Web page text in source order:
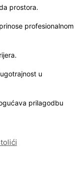
prostora.
profesionalnom
u
prilagodbu